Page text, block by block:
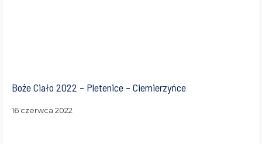
Boże Ciało 2022 – Pletenice – Ciemierzyńce
16 czerwca 2022